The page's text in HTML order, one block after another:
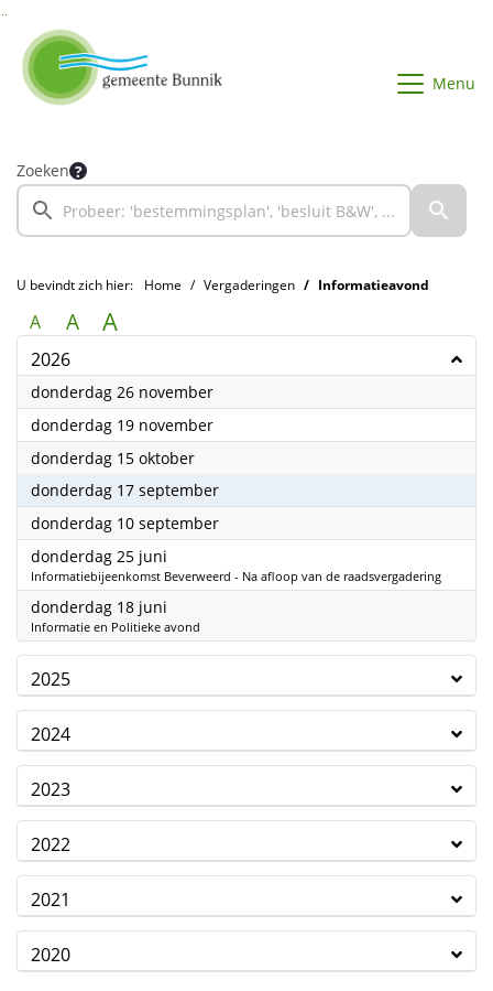
Menu
Zoeken
U bevindt zich hier: Home Vergaderingen Informatieavond
A A A
2026
donderdag 26 november2026
donderdag 19 november2026
donderdag 15 oktober2026
donderdag 17 september2026
donderdag 10 september2026
donderdag 25 juni
Informatiebijeenkomst Beverweerd - Na afloop van de raadsvergadering
donderdag 18 juni
Informatie en Politieke avond
2025
2024
2023
2022
2021
2020